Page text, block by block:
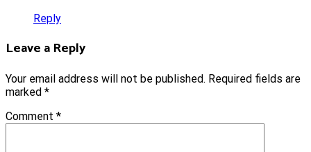
Reply
Leave a Reply
Your email address will not be published. Required fields are
marked *
Comment *